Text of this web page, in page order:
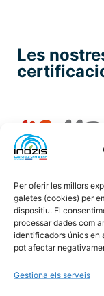
Per oferir les millors
galetes (cookies) per
dispositiu. El
processar dades com
identificadors únics en
pot afectar
Gestiona els serveis
Les